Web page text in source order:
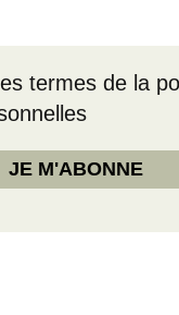
termes de la